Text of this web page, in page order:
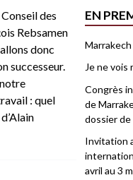
des
Rebsamen
donc
successeur.
: quel
EN
Je ne vois
Congrès
de
dossier
Invitation
avril au 3